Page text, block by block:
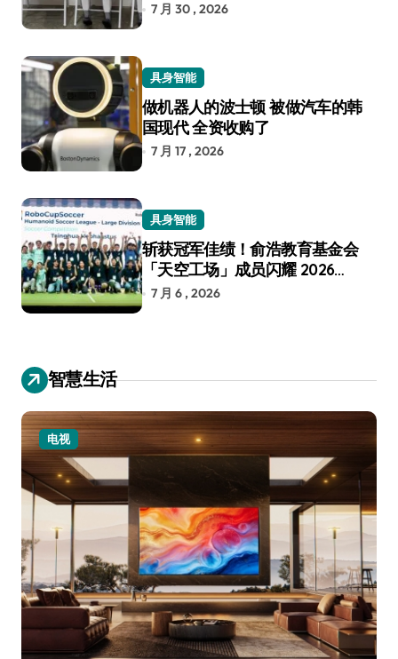
7 月 30 , 2026
具身智能
做机器人的波士顿 被做汽车的韩
国现代 全资收购了
7 月 17 , 2026
具身智能
斩获冠军佳绩！俞浩教育基金会
「天空工场」成员闪耀 2026
RoboCup 机器人世界杯
7 月 6 , 2026
智慧生活
小家电